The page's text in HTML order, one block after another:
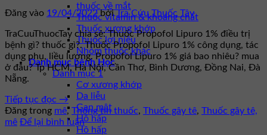
thuốc về mắt
Thuốc vitamin & khoáng chất
Thuốc xương khớp
Thuốc lợi niệu
Nhóm thuốc khác
Danh mục bệnh Học
Danh mục 1
Cơ xương khớp
Da liễu
Gan mật
Hô hấp
Hô hấp
Đăng vào 19/04/2022 bởiTra Cứu Thuốc Tây
TraCuuThuocTay chia sẻ: Thuốc Propofol Lipuro 1% điều trị
bệnh gì? thuốc gì?. Thuốc Propofol Lipuro 1% công dụng, tác
dụng phụ, liều lượng. Propofol Lipuro 1% giá bao nhiêu? mua
ở đâu? Tp HCM, Hà Nội, Cần Thơ, Bình Dương, Đồng Nai, Đà
Nẵng.
Tiếp tục đọc →
Đăng trong mê,Thông tin thuốc, Thuốc gây tê, Thuốc gây tê,
mê Để lại bình luận